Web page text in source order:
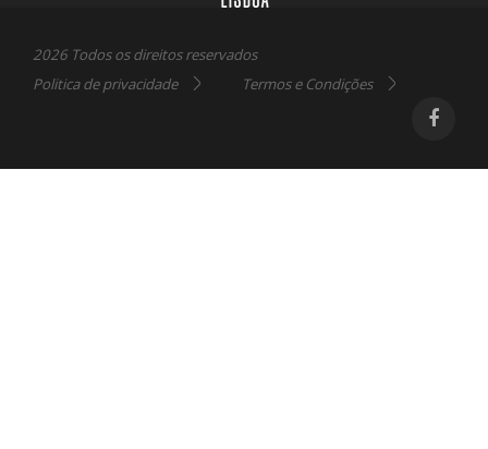
2026 Todos os direitos reservados
Politica de privacidade
Termos e Condições